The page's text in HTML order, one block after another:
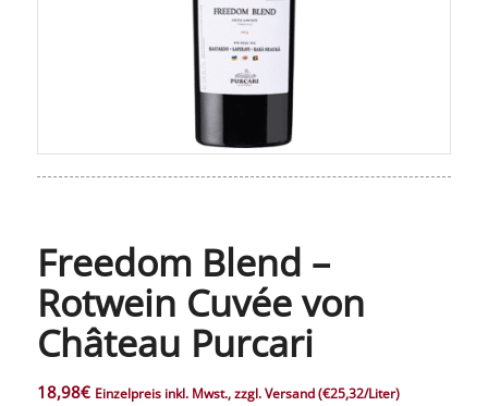
Freedom Blend –
Rotwein Cuvée von
Château Purcari
18,98€ Einzelpreis inkl. Mwst., zzgl. Versand(€25,32/Liter)